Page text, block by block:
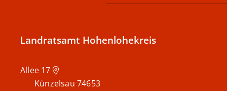
Landratsamt Hohenlohekreis
74653
Künzelsau